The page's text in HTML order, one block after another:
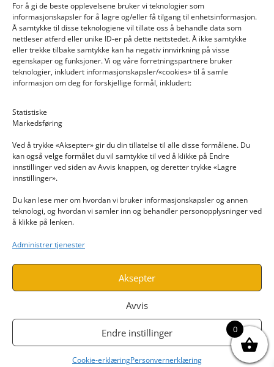
For å gi de beste opplevelsene bruker vi teknologier som
informasjonskapsler for å lagre og/eller få tilgang til enhetsinformasjon.
Å samtykke til disse teknologiene vil tillate oss å behandle data som
nettleser atferd eller unike ID-er på dette nettstedet. Å ikke samtykke
eller trekke tilbake samtykke kan ha negativ innvirkning på visse
egenskaper og funksjoner. Vi og våre forretningspartnere bruker
teknologier, inkludert informasjonskapsler/«cookies» til å samle
informasjon om deg for forskjellige formål, inkludert:
Statistiske
Markedsføring
Ved å trykke «Aksepter» gir du din tillatelse til alle disse formålene. Du
kan også velge formålet du vil samtykke til ved å klikke på Endre
innstillinger ved siden av Avvis knappen, og deretter trykke «Lagre
innstillinger».
Du kan lese mer om hvordan vi bruker informasjonskapsler og annen
teknologi, og hvordan vi samler inn og behandler personopplysninger ved
å klikke på lenken.
Administrer tjenester
Aksepter
Avvis
Endre instillinger
Cookie-erklæringPersonvernerklæring
INFORMASJON
Personvern
Utviklet avwww.webshop1.no
0